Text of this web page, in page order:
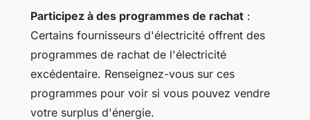
Participez à des programmes de rachat :
Certains fournisseurs d'électricité offrent des
programmes de rachat de l'électricité
excédentaire. Renseignez-vous sur ces
programmes pour voir si vous pouvez vendre
votre surplus d'énergie.